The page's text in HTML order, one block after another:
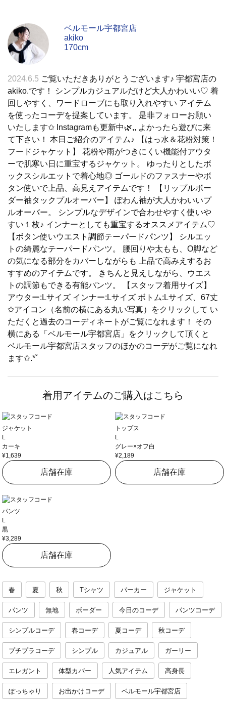
ベルモール宇都宮店
akiko
170cm
2024.6.5 ご覧いただきありがとうございます♪ 宇都宮店の
akiko.です！ シンプルカジュアルだけど大人かわいい♡ 着
回しやすく、ワードローブにも取り入れやすい アイテム
を使ったコーデを提案しています。 是非フォローお願い
いたします✩︎ Instagramも更新中🌿,, よかったら遊びに来
て下さい！ 本日ご紹介のアイテム♪ 【はっ水＆花粉対策！
フードジャケット】 花粉や雨がつきにくい機能付アウタ
ーで肌寒い日に重宝するジャケット。 ゆったりとしたボ
ックスシルエットで着心地◎ ゴールドのファスナーやボ
タン使いで上品、高見えアイテムです！ 【リップルボー
ダー袖タックプルオーバー】 ぽわん袖が大人かわいいプ
ルオーバー。 シンプルなデザインで合わせやすく使いや
すい１枚♪ インナーとしても重宝するオススメアイテム♡
【ボタン使いウエスト調節テーパードパンツ】 シルエッ
トの綺麗なテーパードパンツ。 腰回りや太もも、O脚など
の気になる部分をカバーしながらも 上品で高みえするお
すすめのアイテムです。 きちんと見えしながら、ウエス
トの調節もできる有能パンツ。 【スタッフ着用サイズ】
アウター:Lサイズ インナー:Lサイズ ボトム:Lサイズ、67丈
✩アイコン（名前の横にある丸い写真）をクリックして い
ただくと過去のコーディネートがご覧になれます！ その
横にある「ベルモール宇都宮店」をクリックして頂くと
ベルモール宇都宮店スタッフのほかのコーデがご覧になれ
ます✩.*˚
着用アイテムのご購入はこちら
ジャケット
L
カーキ
¥1,639
店舗在庫
トップス
L
グレー×オフ白
¥2,189
店舗在庫
パンツ
L
黒
¥3,289
店舗在庫
春 夏 秋 Tシャツ パーカー ジャケット
パンツ 無地 ボーダー 今日のコーデ パンツコーデ
シンプルコーデ 春コーデ 夏コーデ 秋コーデ
プチプラコーデ シンプル カジュアル ガーリー
エレガント 体型カバー 人気アイテム 高身長
ぽっちゃり お出かけコーデ ベルモール宇都宮店